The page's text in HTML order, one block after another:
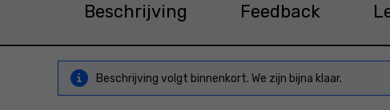
Beschrijving Feedback
Beschrijving volgt binnenkort. We zijn bijna klaar.